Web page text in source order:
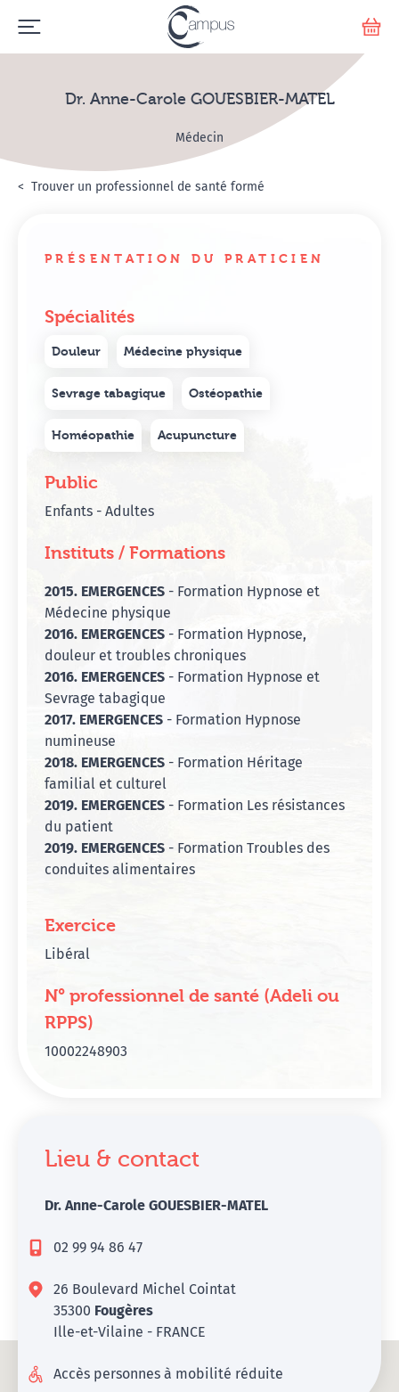
Dr. Anne-Carole GOUESBIER-MATEL
Médecin
Accueil
Annuaire Hypnosanté
Trouver un professionnel de santé formé
PRÉSENTATION DU PRATICIEN
Spécialités
Douleur Médecine physique
Sevrage tabagique Ostéopathie
Homéopathie Acupuncture
Public
Enfants - Adultes
Instituts / Formations
2015. EMERGENCES - Formation Hypnose et
Médecine physique
2016. EMERGENCES - Formation Hypnose,
douleur et troubles chroniques
2016. EMERGENCES - Formation Hypnose et
Sevrage tabagique
2017. EMERGENCES - Formation Hypnose
numineuse
2018. EMERGENCES - Formation Héritage
familial et culturel
2019. EMERGENCES - Formation Les résistances
du patient
2019. EMERGENCES - Formation Troubles des
conduites alimentaires
Exercice
Libéral
N° professionnel de santé (Adeli ou
RPPS)
10002248903
Lieu & contact
Dr. Anne-Carole GOUESBIER-MATEL
02 99 94 86 47
26 Boulevard Michel Cointat
35300 Fougères
Ille-et-Vilaine - FRANCE
Accès personnes à mobilité réduite